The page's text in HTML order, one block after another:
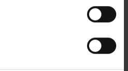
consulting, outsourcing and
in building and